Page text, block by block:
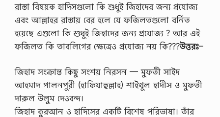
P
F
L
i
I
m
রাস্তা বিষয়ক হাদিসগুলো কি শুধুই জিহাদের জন্য প্রযোজ্য
এবং আল্লাহর রাস্তায় বের হলে যে ফজিলতগুলো বর্নিত
হয়েছে এগুলো কি শুধুই জিহাদের জন্য প্রযোজ্য ? আর এই
ফজিলত কি তাবলিগের ক্ষেত্রেও প্রযোজ্য নয় কি???উত্তরঃ–
জিহাদ সংক্রান্ত কিছু সংশয় নিরসন — মুফতী সাইদ
আহমাদ পালনপুরী (হাফিযাহুল্লাহ) শাইখুল হাদীস ও মুফতী
দারুল উলুম দেওবন্দ।
জিহাদ কুরআন ও হাদিসের একটি বিশেষ পরিভাষা। তাঁর